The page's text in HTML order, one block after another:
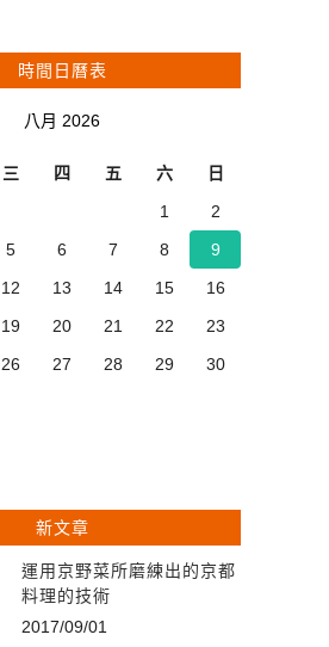
時間日曆表
八月 2026
三 四 五 六 日
1
2
5 6 7 8
9
12 13 14 15
16
19 20 21 22
23
26 27 28 29
30
新文章
運用京野菜所磨練出的京都
料理的技術
2017/09/01